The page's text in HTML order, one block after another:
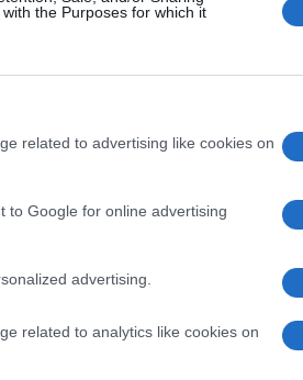
the Purposes for which it
related to advertising like cookies on
to Google for online advertising
advertising.
related to analytics like cookies on
των καθηγητών του
το τμήμα πληροί όλες οι
που έχει λάβει το τμήμα